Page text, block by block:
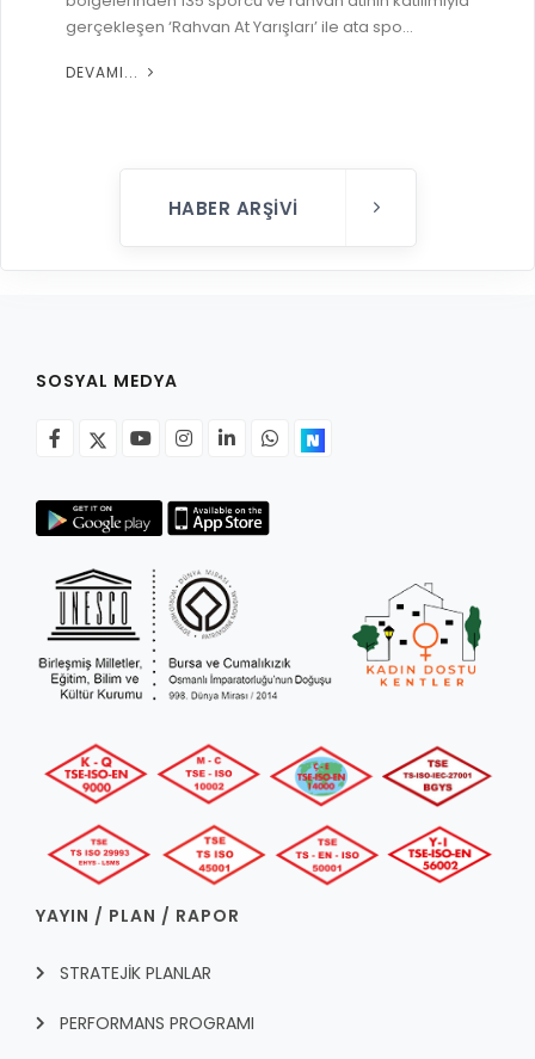
gerçekleşen ‘Rahvan At Yarışları’ ile ata spo...
DEVAMI...
HABER ARŞIVI
SOSYAL MEDYA
YAYIN / PLAN / RAPOR
STRATEJİK PLANLAR
PERFORMANS PROGRAMI